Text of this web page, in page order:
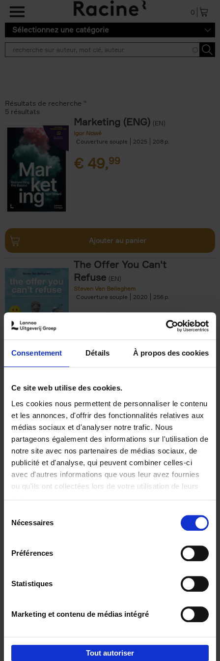
Consentement Détails À propos des cookies
Ce site web utilise des cookies.
Les cookies nous permettent de personnaliser le contenu
et les annonces, d'offrir des fonctionnalités relatives aux
médias sociaux et d'analyser notre trafic. Nous
partageons également des informations sur l'utilisation de
notre site avec nos partenaires de médias sociaux, de
publicité et d'analyse, qui peuvent combiner celles-ci
avec d'autres informations que vous leur avez fournies
ou qu'ils ont collectées lors de votre utilisation de leurs
Nécessaires
Préférences
Statistiques
Marketing et contenu de médias intégré
Tout autoriser
Aller au contenu principal
0
Sélectionnez une catégorie
Résultats de recherche ''
5 résultats
Marketing (ENG) (EN)
Igor Nowé
Couverture souple
2025 208
€ 49,99
Ajouter au panier
The Offer You Can't
Refuse (EN)
Steven Van Belleghem
Couverture souple
2020 256
€37,50
Building Bonds = Building
Business
Jochen Roef Jozefien De Feyter
Carolien Boom
Couverture souple
2025 200
€29,99
Digital marketing like a PRO -
completely revised edition (EN)